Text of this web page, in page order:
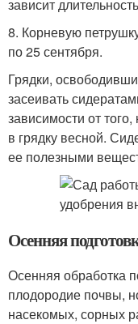
зависит
8. Корневую
по 25 сентября.
Грядки,
засеивать
зависимости от
в грядку весной.
ее полезными
Осенняя
Осенняя обработка
плодородие почвы,
насекомых, сорных